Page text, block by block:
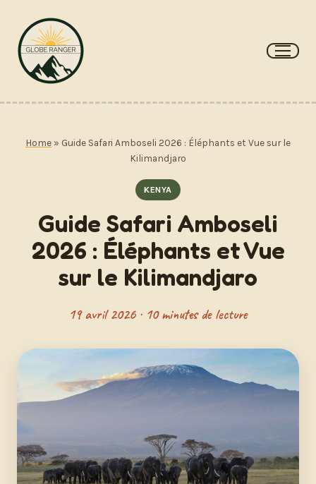
contenu
Home » Guide Safari Amboseli 2026 : Éléphants et Vue sur le
Kilimandjaro
KENYA
Guide Safari Amboseli
2026 : Éléphants et Vue
sur le Kilimandjaro
19 avril 2026 · 10 minutes de lecture